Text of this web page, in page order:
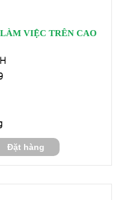
VIỆC TRÊN CAO
Đặt hàng